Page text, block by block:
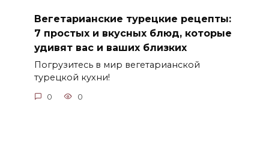
Вегетарианские турецкие рецепты:
7 простых и вкусных блюд, которые
удивят вас и ваших близких
Погрузитесь в мир вегетарианской
турецкой кухни!
0 0